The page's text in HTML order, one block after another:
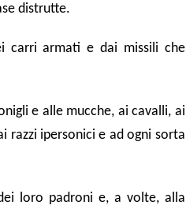
distrutte.
carri armati e dai missili che
e alle mucche, ai cavalli, ai
razzi ipersonici e ad ogni sorta
loro padroni e, a volte, alla